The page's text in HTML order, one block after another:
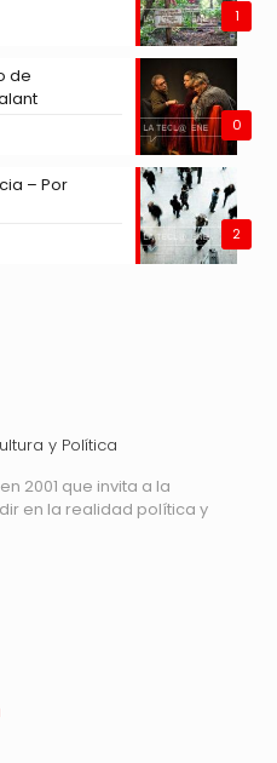
1
0
de
2
– Por
y Política
2001 que invita a la
en la realidad política y